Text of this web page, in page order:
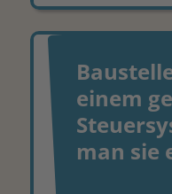
einem
man sie